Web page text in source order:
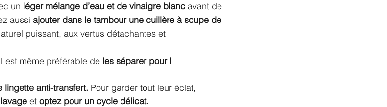
un léger mélange d’eau et de vinaigre blanc avant de
aussi ajouter dans le tambour une cuillère à soupe de
puissant, aux vertus détachantes et
est même préférable de les séparer pour l
lingette anti-transfert. Pour garder tout leur éclat,
et optez pour un cycle délicat.